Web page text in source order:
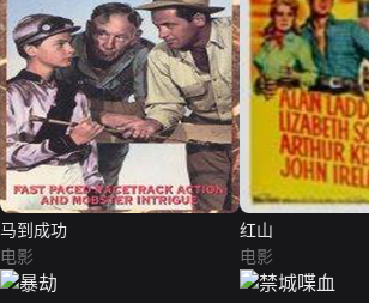
马到成功
电影
红山
电影